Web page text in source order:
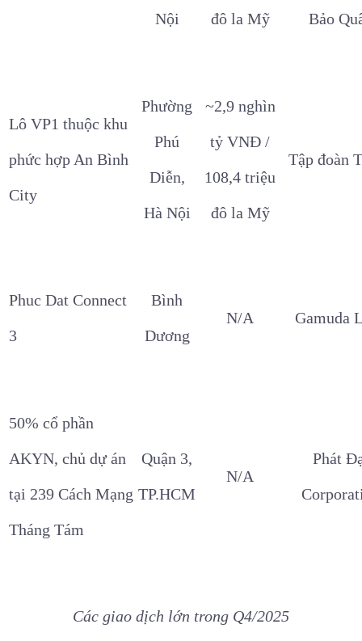
Nội
đô la Mỹ
Bảo
Lô VP1 thuộc khu
phức hợp An Bình
City
Phường
Phú
Diễn,
Hà Nội
~2,9 nghìn
tỷ VNĐ /
108,4 triệu
đô la Mỹ
Tập đoàn
Phuc Dat Connect
3
Bình
Dương
N/A Gamuda
50% cổ phần
AKYN, chủ dự án
tại 239 Cách Mạng
Tháng Tám
Quận 3,
TP.HCM
N/A
Phát
Các giao dịch lớn trong Q4/2025